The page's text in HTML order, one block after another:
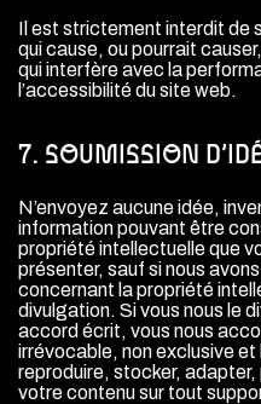
Il est strictement interdit de
qui cause, ou pourrait
qui interfère avec la
l’accessibilité du site web.
7. SOUMISSION
N’envoyez aucune idée,
information pouvant être
propriété intellectuelle que
présenter, sauf si nous
concernant la propriété
divulgation. Si vous nous le
accord écrit, vous nous
irrévocable, non exclusive et
reproduire, stocker,
votre contenu sur tout